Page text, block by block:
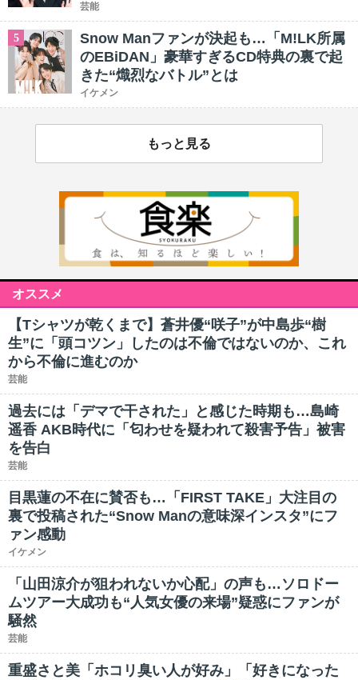
芸能
5
Snow Manファンが決起も…「M!LK所属
のEBiDAN」豪華すぎるCD特典の裏で起
きた“熾烈なバトル”とは
イケメン
もっと見る
オススメ
【Tシャツが乾くまで】蒼井優“咲子”が中島歩“樹
生”に「頭コツン」したのは不倫ではないのか、これ
から不倫に進むのか
芸能
過去には「デマで干された」と感じた時期も…島崎
遥香 AKB時代に「匂わせを疑われて殺害予告」被害
を告白
芸能
目黒蓮の不在に賛否も…「FIRST TAKE」大注目の
裏で投稿された“Snow Manの意味深インスタ”にフ
ァン感動
イケメン
「山田涼介が狙われないか心配」の声も…ソロドー
ムツアー大成功も“人気女優の来場”疑惑にファンが
騒然
芸能
重盛さと美「ホコリ臭い人が好み」「好きになった